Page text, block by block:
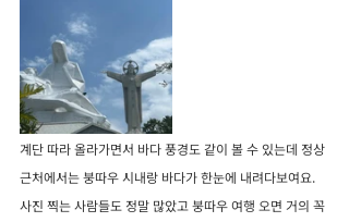
계단 따라 올라가면서 바다 풍경도 같이 볼 수 있는데 정상
근처에서는 붕따우 시내랑 바다가 한눈에 내려다보여요.
사진 찍는 사람들도 정말 많았고 붕따우 여행 오면 거의 꼭